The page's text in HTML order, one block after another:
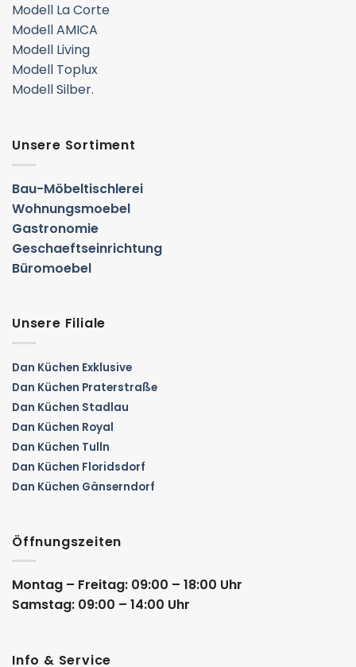
Modell La Corte
Modell AMICA
Modell Living
Modell Toplux
Modell Silber.
Unsere Sortiment
Bau-Möbeltischlerei
Wohnungsmoebel
Gastronomie
Geschaeftseinrichtung
Büromoebel
Unsere Filiale
Dan Küchen Exklusive
Dan Küchen Praterstraße
Dan Küchen Stadlau
Dan Küchen Royal
Dan Küchen Tulln
Dan Küchen Floridsdorf
Dan Küchen Gänserndorf
Öffnungszeiten
Montag – Freitag: 09:00 – 18:00 Uhr
Samstag: 09:00 – 14:00 Uhr
Info & Service